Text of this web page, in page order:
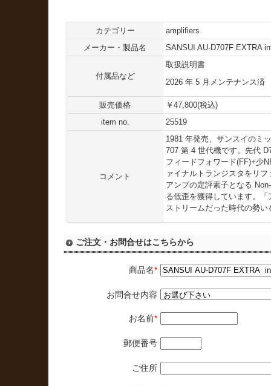
カテゴリー
amplifiers
メーカー・製品名
SANSUI AU-D707F EXTRA
付属品など
取扱説明書
2026 年 5 月メンテナンス済
販売価格
￥47,800(税込)
item no.
25519
コメント
1981 年発売、サンスイのミ
707 第 4 世代機です。先代
フィードフォワード(FF)+少
ァイナルトランジスタをリ
アンプの定評素子となる
る低歪を獲得しています。
ストリームだった時代の勢
ご注文・お問合せはこちらから
商品名*
お問合せ内容
お名前*
郵便番号
ご住所